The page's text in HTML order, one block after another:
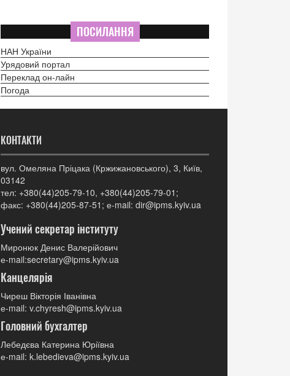
ПОСИЛАННЯ
НАН України
Урядовий портал
Переклад он-лайн
Погода
КОНТАКТИ
вул. Омеляна Пріцака (Кржижановського), 3, Київ,
03142
тел: +380(44)205-79-10, +380(44)205-79-01;
факс: +380(44)205-87-51; е-mail: dir@ipms.kyiv.ua
Учений секретар інституту
Миронюк Денис Валерійович
е-mail:secretary@ipms.kyiv.ua
Канцелярія
Чиреш Вікторія Іванівна
е-mail: v.chyresh@ipms.kyiv.ua
Головний бухгалтер
Лебедєва Катерина Юріївна
е-mail: k.lebedieva@ipms.kyiv.ua